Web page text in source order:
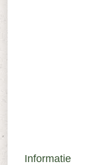
Informatie